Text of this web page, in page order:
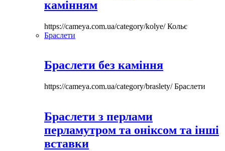
камінням
https://cameya.com.ua/category/kolye/Кольє
Браслети
Браслети без каміння
https://cameya.com.ua/category/braslety/Браслети
Браслети з перлами
перламутром та оніксом та інші
вставки